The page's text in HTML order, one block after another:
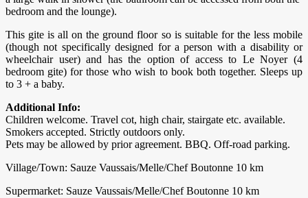
bedroom and the lounge).
This gite is all on the ground floor so is suitable for the less mobile
(though not specifically designed for a person with a disability or
wheelchair user) and has the option of access to Le Noyer (4
bedroom gite) for those who wish to book both together. Sleeps up
to 3 + a baby.
Additional Info:
Children welcome. Travel cot, high chair, stairgate etc. available.
Smokers accepted. Strictly outdoors only.
Pets may be allowed by prior agreement. BBQ. Off-road parking.
Village/Town: Sauze Vaussais/Melle/Chef Boutonne 10 km
Supermarket: Sauze Vaussais/Melle/Chef Boutonne 10 km